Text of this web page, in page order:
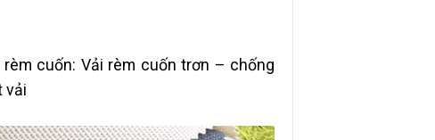
cuốn: Vải rèm cuốn trơn – chống
vải